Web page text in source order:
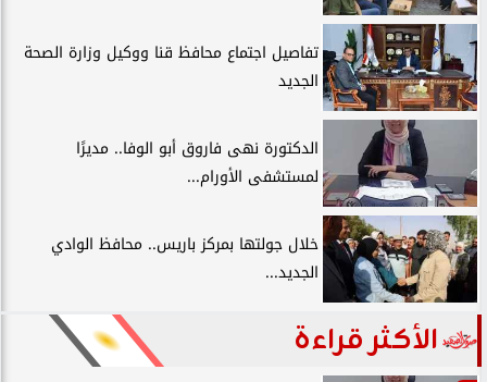
تفاصيل اجتماع محافظ قنا ووكيل وزارة الصحة
الجديد
الدكتورة نهى فاروق أبو الوفا.. مديرًا
لمستشفى الأورام...
خلال جولتها بمركز باريس.. محافظ الوادي
الجديد...
الأكثر قراءة